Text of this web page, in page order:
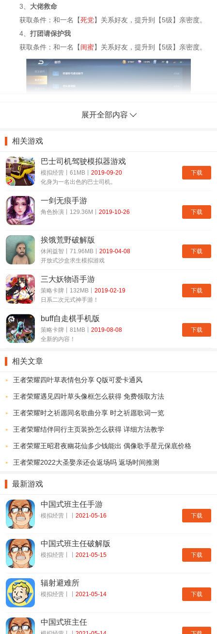
3、 大佬救命
获取条件：和一名【死党】关系好友，提升到【5级】亲密度。
4、 打团请保护我
获取条件：和一名【闺蜜】关系好友，提升到【5级】亲密度。
大家还需要重新登录领取邮件中的语音包奖励，选择使用之后才能够
设置。
另外将亲密度等级提升到10级之后还能获得亲密关系称号。
上文就是王者荣耀亲密度语音的获取途径汇总，希望可以帮助大
得，欢迎持续关注小白手游网，光耀菌会在第一时间更新实用攻略。
展开全部内容
相关游戏
下载
巴士司机驾驶模拟器游戏
模拟经营丨61MB丨 2019-09-20
化身为一名出色的巴士司机。
下载
一剑无痕手游
角色扮演丨129.36M丨 2019-10-26
下载
挨饿荒野破解版
休闲益智丨71.96MB丨 2019-04-08
开放式沙盒求生模拟游戏
下载
三大妖物语手游
策略卡牌丨132MB丨 2019-02-19
日系二次元式神手游！
下载
buff自走棋手机版
策略卡牌丨81MB丨 2019-08-08
全新的内容！
相关文章
王者荣耀四叶草表情包分享 Q版可爱卡通风
王者荣耀遇见四叶草头像框怎么获得 免费领取方法
王者荣耀时之祈愿同名歌曲分享 时之祈愿歌词一览
王者荣耀结伴同行主页装扮怎么获得 详细方法教学
王者荣耀王昭君夜幽花仙多少钱能出 偶像歌手星元保底价格
王者荣耀2022大圣娶亲还会返场吗 返场时间推测
最新游戏
下载
中国式班主任手游
模拟经营丨丨 2021-05-16
下载
中国式班主任破解版
模拟经营丨丨 2021-05-15
下载
辐射避难所
模拟经营丨丨 2021-05-14
中国式班主任